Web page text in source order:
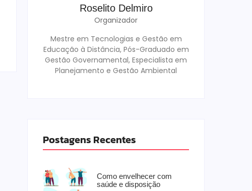
Roselito Delmiro
Organizador
Mestre em Tecnologias e Gestão em
Educação à Distância, Pós-Graduado em
Gestão Governamental, Especialista em
Planejamento e Gestão Ambiental
Postagens Recentes
Como envelhecer com
saúde e disposição